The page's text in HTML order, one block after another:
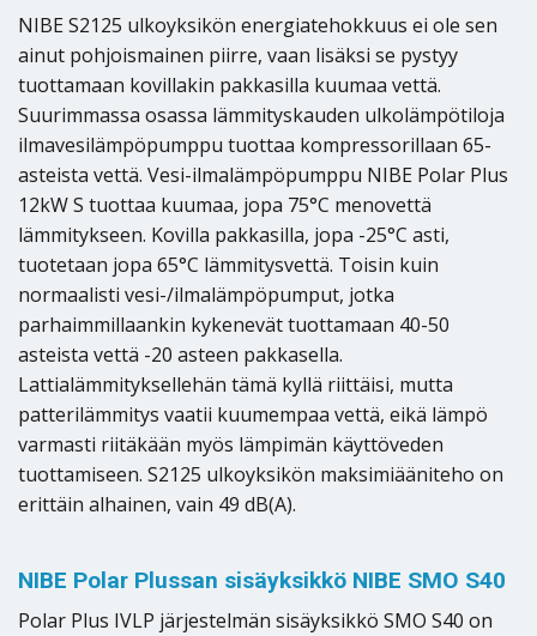
NIBE S2125 ulkoyksikön energiatehokkuus ei ole sen
ainut pohjoismainen piirre, vaan lisäksi se pystyy
tuottamaan kovillakin pakkasilla kuumaa vettä.
Suurimmassa osassa lämmityskauden ulkolämpötiloja
ilmavesilämpöpumppu tuottaa kompressorillaan 65-
asteista vettä. Vesi-ilmalämpöpumppu NIBE Polar Plus
12kW S tuottaa kuumaa, jopa 75°C menovettä
lämmitykseen. Kovilla pakkasilla, jopa -25°C asti,
tuotetaan jopa 65°C lämmitysvettä. Toisin kuin
normaalisti vesi-/ilmalämpöpumput, jotka
parhaimmillaankin kykenevät tuottamaan 40-50
asteista vettä -20 asteen pakkasella.
Lattialämmityksellehän tämä kyllä riittäisi, mutta
patterilämmitys vaatii kuumempaa vettä, eikä lämpö
varmasti riitäkään myös lämpimän käyttöveden
tuottamiseen. S2125 ulkoyksikön maksimiääniteho on
erittäin alhainen, vain 49 dB(A).
NIBE Polar Plussan sisäyksikkö NIBE SMO S40
Polar Plus IVLP järjestelmän sisäyksikkö SMO S40 on